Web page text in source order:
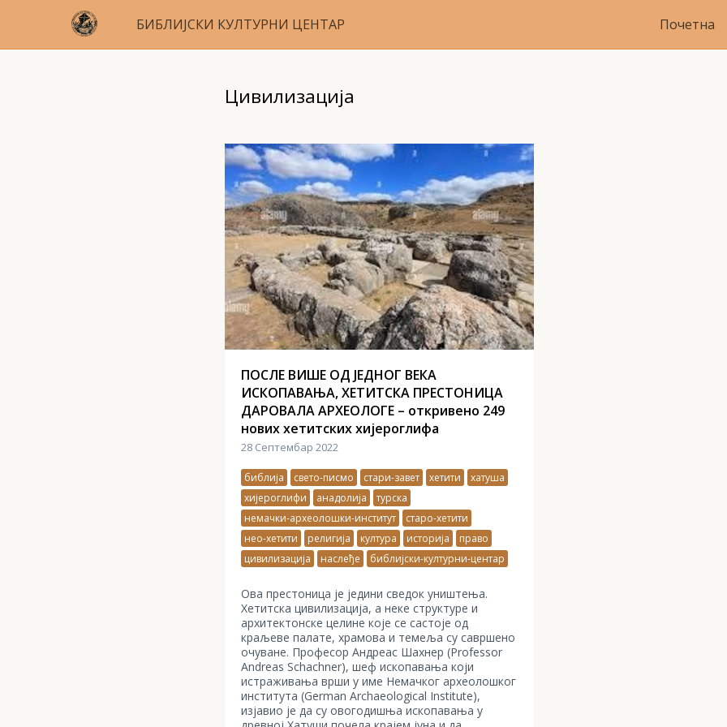
БИБЛИЈСКИ КУЛТУРНИ ЦЕНТАР Почетна
Цивилизација
ПОСЛЕ ВИШЕ ОД ЈЕДНОГ ВЕКА
ИСКОПАВАЊА, ХЕТИТСКА ПРЕСТОНИЦА
ДАРОВАЛА АРХЕОЛОГЕ – откривено 249
нових хетитских хијероглифа
28 Септембар 2022
библија свето-писмо стари-завет хетити
хатуша
хијероглифи
анадолија
турска
немачки-археолошки-институт
старо-хетити
нео-хетити
религија култура историја
право
цивилизација
наслеђе библијски-културни-центар
Ова престоница је једини сведок уништења.
Хетитска цивилизација, а неке структуре и
архитектонске целине које се састоје од
краљеве палате, храмова и темеља су савршено
очуване. Професор Андреас Шахнер (Professor
Andreas Schachner), шеф ископавања који
истраживања врши у име Немачког археолошког
института (German Archaeological Institute),
изјавио је да су овогодишња ископавања у